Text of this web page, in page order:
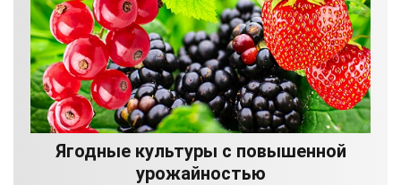
Ягодные культуры с повышенной
урожайностью